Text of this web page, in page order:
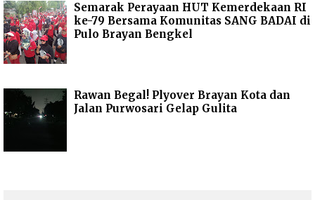
Semarak Perayaan HUT Kemerdekaan RI
ke-79 Bersama Komunitas SANG BADAI di
Pulo Brayan Bengkel
Rawan Begal! Plyover Brayan Kota dan
Jalan Purwosari Gelap Gulita